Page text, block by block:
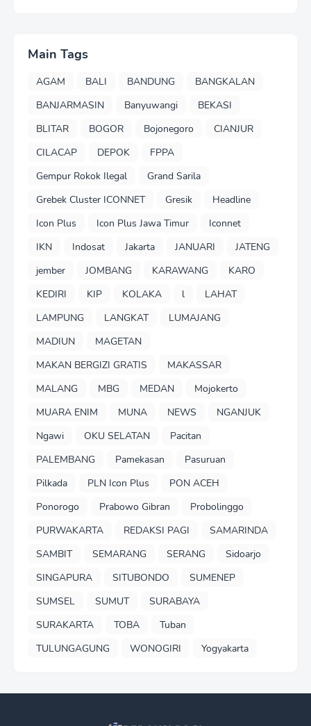
Main Tags
AGAM BALI BANDUNG
BANGKALAN
BANJARMASIN
Banyuwangi
BEKASI
BLITAR
BOGOR Bojonegoro
CIANJUR
CILACAP
DEPOK
FPPA
Gempur Rokok Ilegal
Grand Sarila
Grebek Cluster ICONNET
Gresik
Headline
Icon Plus
Icon Plus Jawa Timur
Iconnet
IKN
Indosat Jakarta JANUARI
JATENG
jember
JOMBANG KARAWANG
KARO
KEDIRI
KIP KOLAKA l
LAHAT
LAMPUNG
LANGKAT
LUMAJANG
MADIUN
MAGETAN
MAKAN BERGIZI GRATIS
MAKASSAR
MALANG
MBG MEDAN
Mojokerto
MUARA ENIM
MUNA NEWS
NGANJUK
Ngawi
OKU SELATAN
Pacitan
PALEMBANG
Pamekasan
Pasuruan
Pilkada
PLN Icon Plus
PON ACEH
Ponorogo
Prabowo Gibran
Probolinggo
PURWAKARTA
REDAKSI PAGI
SAMARINDA
SAMBIT
SEMARANG SERANG
Sidoarjo
SINGAPURA
SITUBONDO
SUMENEP
SUMSEL
SUMUT
SURABAYA
SURAKARTA
TOBA
Tuban
TULUNGAGUNG
WONOGIRI Yogyakarta